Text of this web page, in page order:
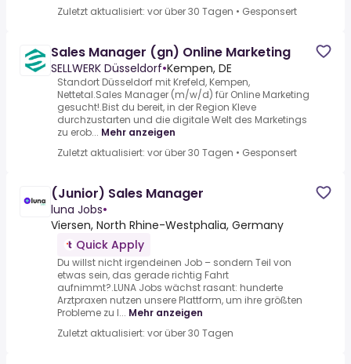
Zuletzt aktualisiert: vor über 30 Tagen • Gesponsert
Sales Manager (gn) Online Marketing
SELLWERK Düsseldorf•Kempen, DE
Standort Düsseldorf mit Krefeld, Kempen,
Nettetal.Sales Manager (m/w/d) für Online Marketing
gesucht!.Bist du bereit, in der Region Kleve
durchzustarten und die digitale Welt des Marketings
zu erob... Mehr anzeigen
Zuletzt aktualisiert: vor über 30 Tagen • Gesponsert
(Junior) Sales Manager
luna Jobs•
Viersen, North Rhine-Westphalia, Germany
Quick Apply
Du willst nicht irgendeinen Job – sondern Teil von
etwas sein, das gerade richtig Fahrt
aufnimmt?.LUNA Jobs wächst rasant: hunderte
Arztpraxen nutzen unsere Plattform, um ihre größten
Probleme zu l... Mehr anzeigen
Zuletzt aktualisiert: vor über 30 Tagen